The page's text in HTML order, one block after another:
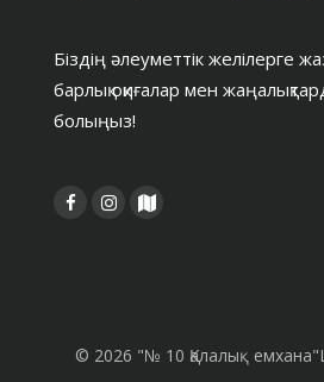
Біздің әлеуметтік желілерге
барлық оқиғалар мен
болыңыз!
© 2026 "№ 10 Қалалық